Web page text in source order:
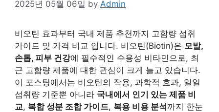
2025년 05월 06일 by Admin
비오틴 효과부터 국내 제품 추천까지 고함량 섭취
가이드 및 가격 비교 입니다. 비오틴(Biotin)은 모발,
손톱, 피부 건강에 필수적인 수용성 비타민으로, 최
근 고함량 제품에 대한 관심이 크게 늘고 있습니다.
이 포스팅에서는 비오틴의 작용, 과학적 효과, 일일
섭취량 기준뿐 아니라 국내에서 인기 있는 제품 비
교, 복합 성분 조합 가이드, 복용 비용 분석까지 한눈